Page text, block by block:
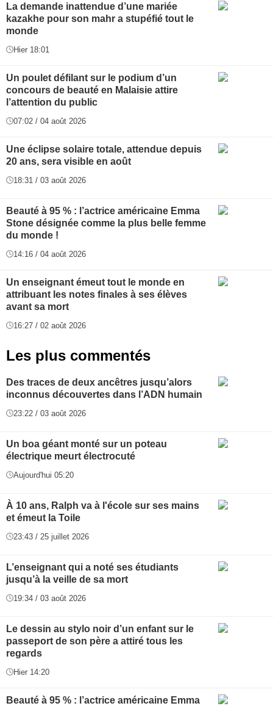
La demande inattendue d’une mariée
kazakhe pour son mahr a stupéfié tout le
monde
Hier 18:01
Un poulet défilant sur le podium d’un
concours de beauté en Malaisie attire
l’attention du public
07:02 / 04 août 2026
Une éclipse solaire totale, attendue depuis
20 ans, sera visible en août
18:31 / 03 août 2026
Beauté à 95 % : l’actrice américaine Emma
Stone désignée comme la plus belle femme
du monde !
14:16 / 04 août 2026
Un enseignant émeut tout le monde en
attribuant les notes finales à ses élèves
avant sa mort
16:27 / 02 août 2026
Les plus commentés
Des traces de deux ancêtres jusqu’alors
inconnus découvertes dans l’ADN humain
23:22 / 03 août 2026
Un boa géant monté sur un poteau
électrique meurt électrocuté
Aujourd'hui 05:20
À 10 ans, Ralph va à l'école sur ses mains
et émeut la Toile
23:43 / 25 juillet 2026
L’enseignant qui a noté ses étudiants
jusqu’à la veille de sa mort
19:34 / 03 août 2026
Le dessin au stylo noir d’un enfant sur le
passeport de son père a attiré tous les
regards
Hier 14:20
Beauté à 95 % : l’actrice américaine Emma